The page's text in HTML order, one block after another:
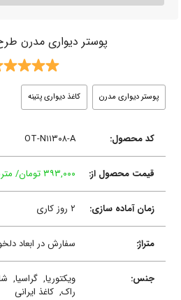
پوستر دیواری مدرن
پوستر دیواری مدرن کاغذ دیواری پتینه
کد محصول: OT-N۱۱۳۰۸-A
قیمت محصول از: ۳۹۳,۰۰۰ تومان/ مترمربع
زمان آماده سازی: ۲ روز کاری
متراژ: سفارش در ابعاد
جنس: ویکتوریا,گراسیا,
راک,کاغذ ایرانی